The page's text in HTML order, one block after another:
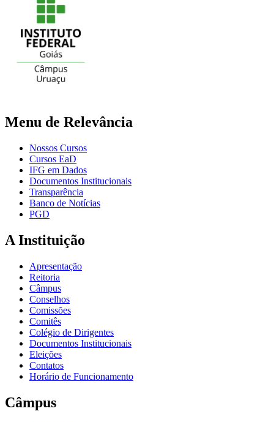
Menu de Relevância
Nossos Cursos
Cursos EaD
IFG em Dados
Documentos Institucionais
Transparência
Banco de Notícias
PGD
A Instituição
Apresentação
Reitoria
Câmpus
Conselhos
Comissões
Comitês
Colégio de Dirigentes
Documentos Institucionais
Eleições
Contatos
Horário de Funcionamento
Câmpus